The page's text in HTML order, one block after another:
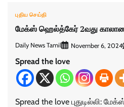
புதிய செய்தி
மேக்ஸ் ஹெல்த்கேர் 2வது
Daily News Tamil November 6, 2024
Spread the love
Spread the love புதுடில்லி: